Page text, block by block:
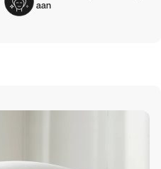
aan